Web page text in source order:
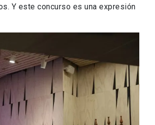
Y este concurso es una expresión